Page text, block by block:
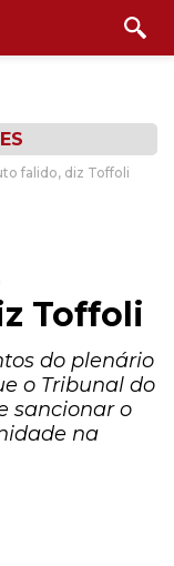
falido, diz Toffoli
Toffoli
do plenário
o Tribunal do
sancionar o
na